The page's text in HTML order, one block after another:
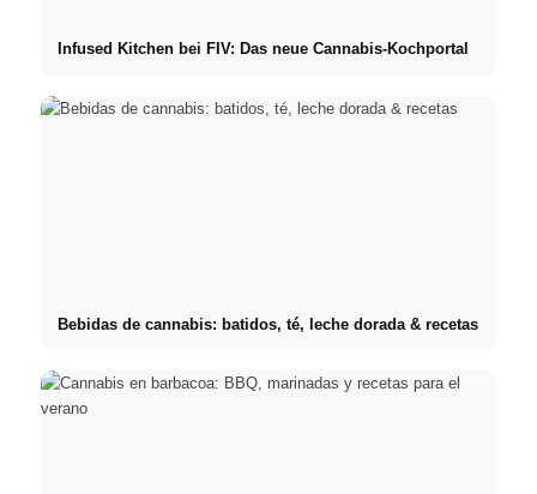
Infused Kitchen bei FIV: Das neue Cannabis-Kochportal
Bebidas de cannabis: batidos, té, leche dorada & recetas